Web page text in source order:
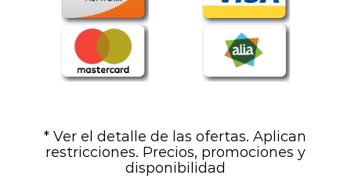
* Ver el detalle de las ofertas. Aplican
restricciones. Precios, promociones y
disponibilidad